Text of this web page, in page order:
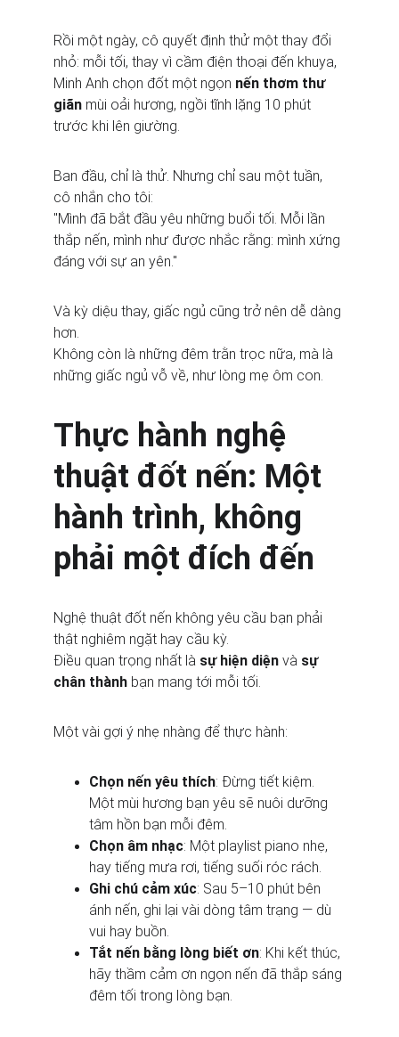
Rồi một ngày, cô quyết định thử một thay đổi
nhỏ: mỗi tối, thay vì cầm điện thoại đến khuya,
Minh Anh chọn đốt một ngọn nến thơm thư
giãn mùi oải hương, ngồi tĩnh lặng 10 phút
trước khi lên giường.
Ban đầu, chỉ là thử. Nhưng chỉ sau một tuần,
cô nhắn cho tôi:
"Mình đã bắt đầu yêu những buổi tối. Mỗi lần
thắp nến, mình như được nhắc rằng: mình xứng
đáng với sự an yên."
Và kỳ diệu thay, giấc ngủ cũng trở nên dễ dàng
hơn.
Không còn là những đêm trằn trọc nữa, mà là
những giấc ngủ vỗ về, như lòng mẹ ôm con.
Thực hành nghệ
thuật đốt nến: Một
hành trình, không
phải một đích đến
Nghệ thuật đốt nến không yêu cầu bạn phải
thật nghiêm ngặt hay cầu kỳ.
Điều quan trọng nhất là sự hiện diện và sự
chân thành bạn mang tới mỗi tối.
Một vài gợi ý nhẹ nhàng để thực hành:
Chọn nến yêu thích: Đừng tiết kiệm.
Một mùi hương bạn yêu sẽ nuôi dưỡng
tâm hồn bạn mỗi đêm.
Chọn âm nhạc: Một playlist piano nhẹ,
hay tiếng mưa rơi, tiếng suối róc rách.
Ghi chú cảm xúc: Sau 5–10 phút bên
ánh nến, ghi lại vài dòng tâm trạng — dù
vui hay buồn.
Tắt nến bằng lòng biết ơn: Khi kết thúc,
hãy thầm cảm ơn ngọn nến đã thắp sáng
đêm tối trong lòng bạn.